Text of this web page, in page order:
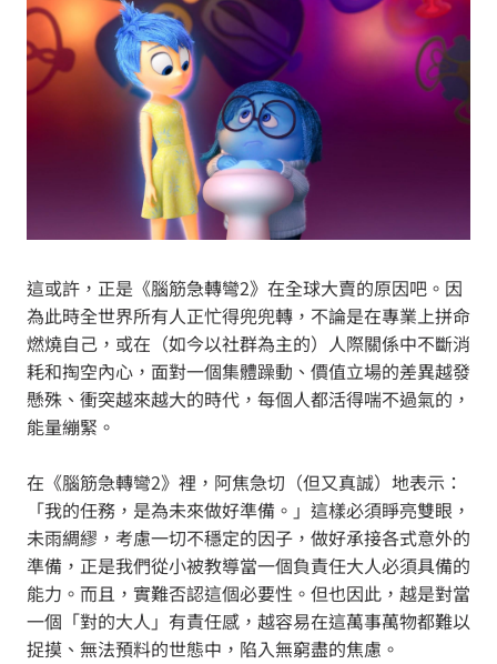
這或許，正是《腦筋急轉彎2》在全球大賣的原因吧。因
為此時全世界所有人正忙得兜兜轉，不論是在專業上拼命
燃燒自己，或在（如今以社群為主的）人際關係中不斷消
耗和掏空內心，面對一個集體躁動、價值立場的差異越發
懸殊、衝突越來越大的時代，每個人都活得喘不過氣的，
能量繃緊。
在《腦筋急轉彎2》裡，阿焦急切（但又真誠）地表示：
「我的任務，是為未來做好準備。」這樣必須睜亮雙眼，
未雨綢繆，考慮一切不穩定的因子，做好承接各式意外的
準備，正是我們從小被教導當一個負責任大人必須具備的
能力。而且，實難否認這個必要性。但也因此，越是對當
一個「對的大人」有責任感，越容易在這萬事萬物都難以
捉摸、無法預料的世態中，陷入無窮盡的焦慮。